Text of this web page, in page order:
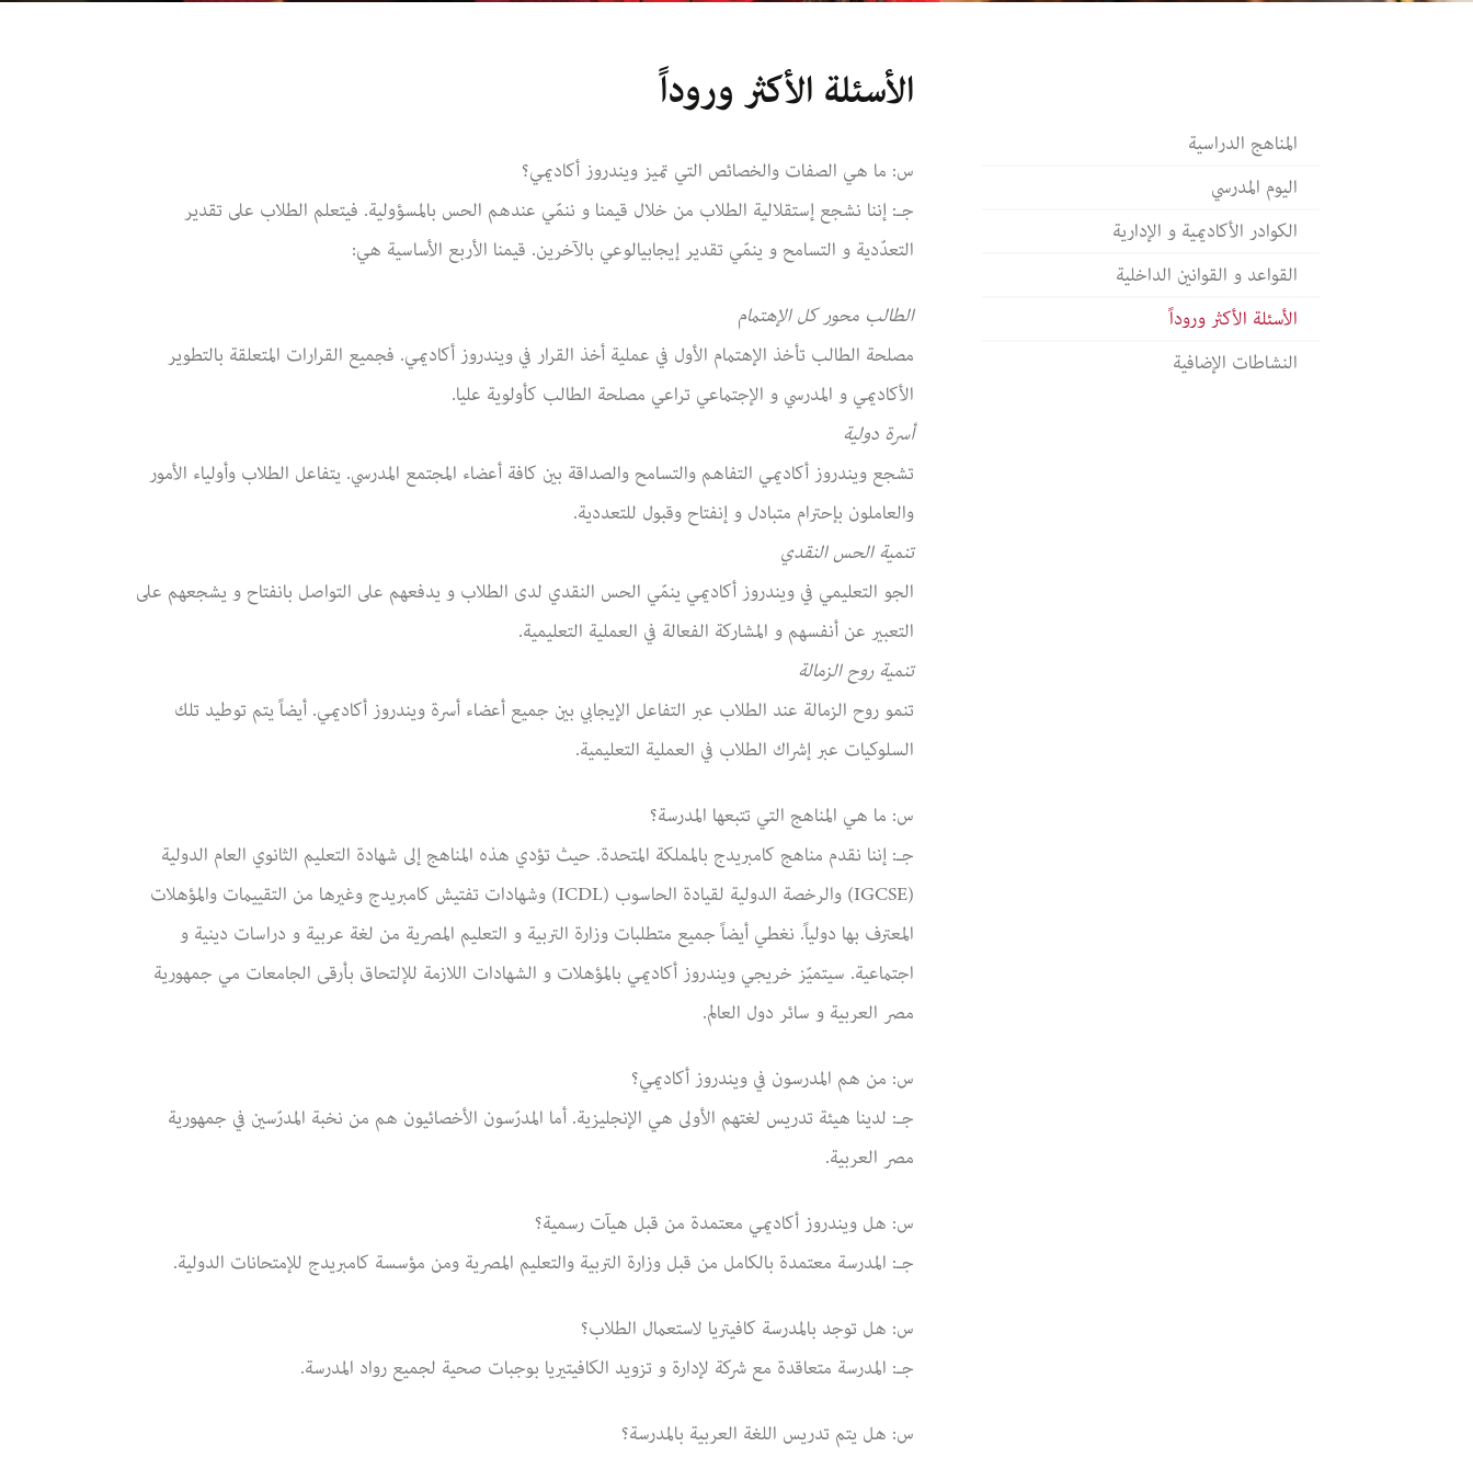
باص المدرسة
تكنولوجيا المعلومات
المنشآت الرياضية
النشاطات الإضافية
المناهج الدراسية
اليوم المدرسي
الكوادر الأكاديمية و الإدارية
القواعد و القوانين الداخلية
الأسئلة الأكثر وروداً
النشاطات الإضافية
الأسئلة الأكثر وروداً
س: ما هي الصفات والخصائص التي تميز ويندروز أكاديمي؟
جـ: إننا نشجع إستقلالية الطلاب من خلال قيمنا و ننمّي عندهم الحس بالمسؤولية. فيتعلم الطلاب على تقدير
التعدّدية و التسامح و ينمّي تقدير إيجابيالوعي بالآخرين. قيمنا الأربع الأساسية هي:
الطالب محور كل الإهتمام
مصلحة الطالب تأخذ الإهتمام الأول في عملية أخذ القرار في ويندروز أكاديمي. فجميع القرارات المتعلقة بالتطوير
الأكاديمي و المدرسي و الإجتماعي تراعي مصلحة الطالب كأولوية عليا.
أسرة دولية
تشجع ويندروز أكاديمي التفاهم والتسامح والصداقة بين كافة أعضاء المجتمع المدرسي. يتفاعل الطلاب وأولياء الأمور
والعاملون بإحترام متبادل و إنفتاح وقبول للتعددية.
تنمية الحس النقدي
الجو التعليمي في ويندروز أكاديمي ينمّي الحس النقدي لدى الطلاب و يدفعهم على التواصل بانفتاح و يشجعهم على
التعبير عن أنفسهم و المشاركة الفعالة في العملية التعليمية.
تنمية روح الزمالة
تنمو روح الزمالة عند الطلاب عبر التفاعل الإيجابي بين جميع أعضاء أسرة ويندروز أكاديمي. أيضاً يتم توطيد تلك
السلوكيات عبر إشراك الطلاب في العملية التعليمية.
س: ما هي المناهج التي تتبعها المدرسة؟
جـ: إننا نقدم مناهج كامبريدج بالمملكة المتحدة. حيث تؤدي هذه المناهج إلى شهادة التعليم الثانوي العام الدولية
(IGCSE) والرخصة الدولية لقيادة الحاسوب (ICDL) وشهادات تفتيش كامبريدج وغيرها من التقييمات والمؤهلات
المعترف بها دولياً. نغطي أيضاً جميع متطلبات وزارة التربية و التعليم المصرية من لغة عربية و دراسات دينية و
اجتماعية. سيتميّز خريجي ويندروز أكاديمي بالمؤهلات و الشهادات اللازمة للإلتحاق بأرقى الجامعات مي جمهورية
مصر العربية و سائر دول العالم.
س: من هم المدرسون في ويندروز أكاديمي؟
جـ: لدينا هيئة تدريس لغتهم الأولى هي الإنجليزية. أما المدرّسون الأخصائيون هم من نخبة المدرّسين في جمهورية
مصر العربية.
س: هل ويندروز أكاديمي معتمدة من قبل هيآت رسمية؟
جـ: المدرسة معتمدة بالكامل من قبل وزارة التربية والتعليم المصرية ومن مؤسسة كامبريدج للإمتحانات الدولية.
س: هل توجد بالمدرسة كافيتريا لاستعمال الطلاب؟
جـ: المدرسة متعاقدة مع شركة لإدارة و تزويد الكافيتيريا بوجبات صحية لجميع رواد المدرسة.
س: هل يتم تدريس اللغة العربية بالمدرسة؟